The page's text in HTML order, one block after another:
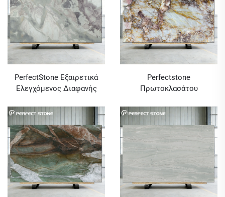
PerfectStone Εξαιρετικά
Ελεγχόμενος Διαφανής
Μαρμάρινος Πλάκα για
Έργα Υψηλής Κατηγορίας
Βίλας και Ξενοδοχείου
Perfectstone
Πρωτοκλασάτου
Παταγονίας Κουαρτζίτη για
Έργα Υψηλής Κατηγορίας